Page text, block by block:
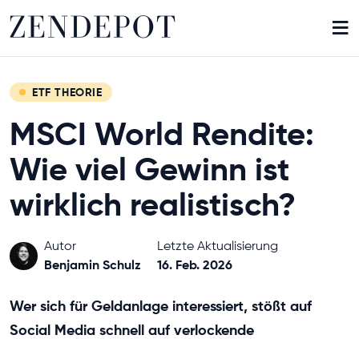
≡
ETF THEORIE
MSCI World Rendite:
Wie viel Gewinn ist
wirklich realistisch?
Autor
Benjamin Schulz
Letzte Aktualisierung
16. Feb. 2026
Wer sich für Geldanlage interessiert, stößt auf
Social Media schnell auf verlockende